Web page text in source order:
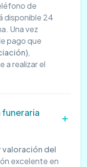
de
disponible 24
Una vez
pago que
,
a realizar el
funeraria
valoración del
excelente en